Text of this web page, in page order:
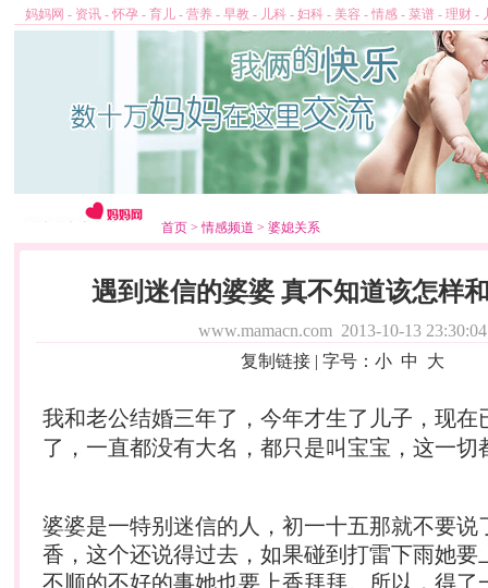
妈妈网 - 资讯 - 怀孕 - 育儿 - 营养 - 早教 - 儿科 - 妇科 - 美容 - 情感 - 菜谱 - 理财 -
首页 >情感频道 > 婆媳关系
遇到迷信的婆婆 真不知道该怎样
www.mamacn.com 2013-10-13 23:30:04
复制链接 | 字号： 小 中 大
我和老公结婚三年了，今年才生了儿子，现在
了，一直都没有大名，都只是叫宝宝，这一切
婆婆是一特别迷信的人，初一十五那就不要说
香，这个还说得过去，如果碰到打雷下雨她要
不顺的不好的事她也要上香拜拜。所以，得了